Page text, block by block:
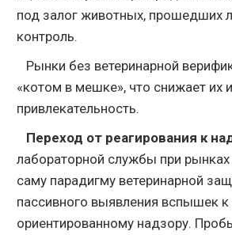
под залог животных, прошедших
контроль.
Рынки без ветеринарной
«котом в мешке», что снижает их
привлекательность.
Переход от реагирования к
лабораторной службы при
саму парадигму ветеринарной
пассивного выявления вспышек к
ориентированному надзору.